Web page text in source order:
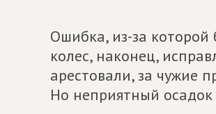
Ошибка, из-за которой
колес, наконец,
арестовали, за чужие
Но неприятный осадок